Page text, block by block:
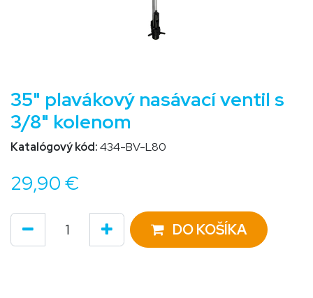
35" plavákový nasávací ventil s
3/8" kolenom
Katalógový kód:434-BV-L80
29,90 €
DO KOŠÍKA